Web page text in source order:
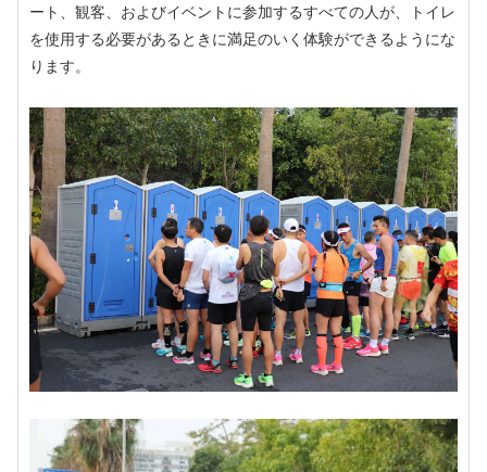
ート、観客、およびイベントに参加するすべての人が、トイレ
を使用する必要があるときに満足のいく体験ができるようにな
ります。